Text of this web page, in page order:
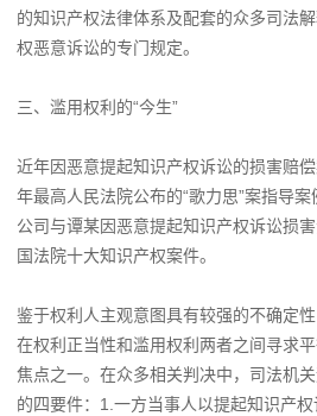
的知识产权法律体系及配套的众多司法
权恶意诉讼的专门规定。
三、滥用权利的“今生”
近年因恶意提起知识产权诉讼的损害赔
年最高人民法院公布的“歌力思”案指导
公司与谭某因恶意提起知识产权诉讼损
国法院十大知识产权案件。
鉴于权利人主观意图具有较强的不确定
在权利正当性和滥用权利两者之间寻求
焦点之一。在众多相关判决中，司法机
的四要件：1.一方当事人以提起知识产